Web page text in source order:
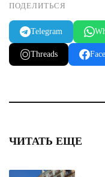
ПОДЕЛИТЬСЯ
Telegram
Threads
ЧИТАТЬ ЕЩЕ